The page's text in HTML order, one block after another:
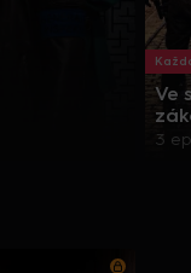
Ve
3